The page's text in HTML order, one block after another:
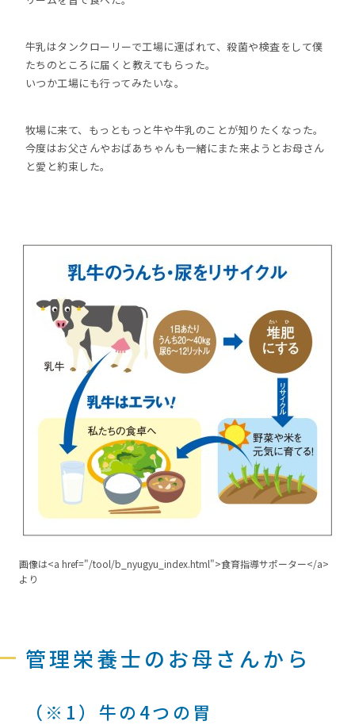
牛乳はタンクローリーで工場に運ばれて、殺菌や検査をして僕
たちのところに届くと教えてもらった。
いつか工場にも行ってみたいな。
牧場に来て、もっともっと牛や牛乳のことが知りたくなった。
今度はお父さんやおばあちゃんも一緒にまた来ようとお母さん
と愛と約束した。
画像は<a href="/tool/b_nyugyu_index.html">食育指導サポーター</a>
より
管理栄養士のお母さんから
（※1）牛の4つの胃